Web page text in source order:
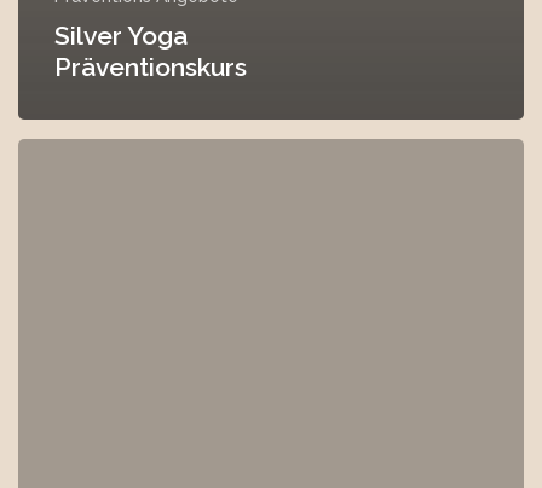
Silver Yoga
Präventionskurs